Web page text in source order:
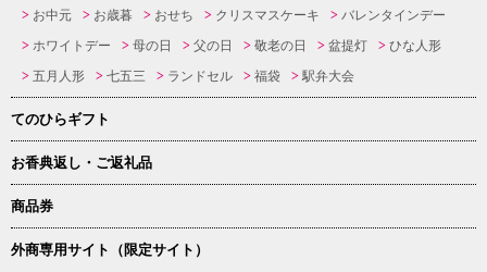
お中元 お歳暮 おせち クリスマスケーキ
バレンタインデー
ホワイトデー
母の日 父の日 敬老の日 盆提灯
ひな人形
五月人形
七五三 ランドセル 福袋 駅弁大会
てのひらギフト
お香典返し・ご返礼品
商品券
外商専用サイト（限定サイト）